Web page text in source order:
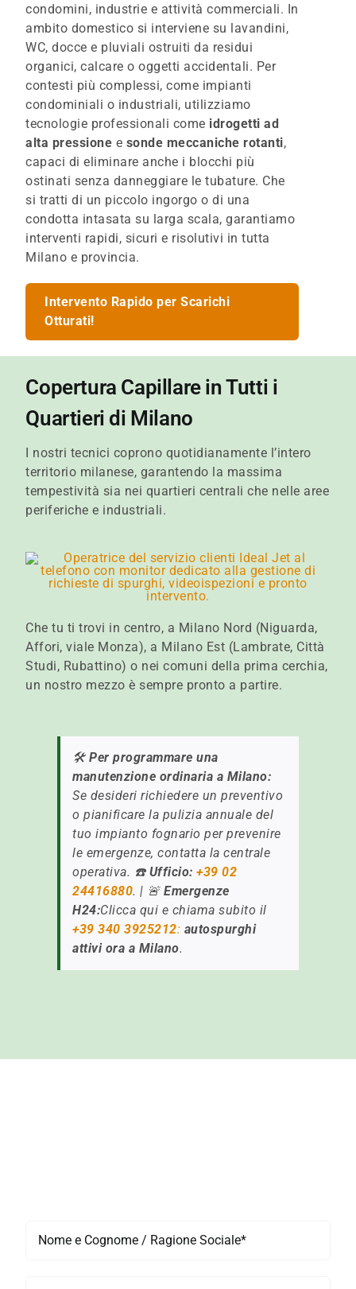
condomini, industrie e attività commerciali. In
ambito domestico si interviene su lavandini,
WC, docce e pluviali ostruiti da residui
organici, calcare o oggetti accidentali. Per
contesti più complessi, come impianti
condominiali o industriali, utilizziamo
tecnologie professionali come idrogetti ad
alta pressione e sonde meccaniche rotanti,
capaci di eliminare anche i blocchi più
ostinati senza danneggiare le tubature. Che
si tratti di un piccolo ingorgo o di una
condotta intasata su larga scala, garantiamo
interventi rapidi, sicuri e risolutivi in tutta
Milano e provincia.
Intervento Rapido per Scarichi
Otturati!
Copertura Capillare in Tutti i
Quartieri di Milano
I nostri tecnici coprono quotidianamente l’intero
territorio milanese, garantendo la massima
tempestività sia nei quartieri centrali che nelle aree
periferiche e industriali.
Che tu ti trovi in centro, a Milano Nord (Niguarda,
Affori, viale Monza), a Milano Est (Lambrate, Città
Studi, Rubattino) o nei comuni della prima cerchia,
un nostro mezzo è sempre pronto a partire.
🛠️Per programmare una
manutenzione ordinaria a Milano:
Se desideri richiedere un preventivo
o pianificare la pulizia annuale del
tuo impianto fognario per prevenire
le emergenze, contatta la centrale
operativa. ☎️ Ufficio: +39 02
24416880. | 🚨Emergenze
H24:Clicca qui e chiama subito il
+39 340 3925212: autospurghi
attivi ora a Milano.